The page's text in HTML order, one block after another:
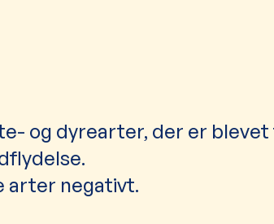
og dyrearter, der er
arter negativt.